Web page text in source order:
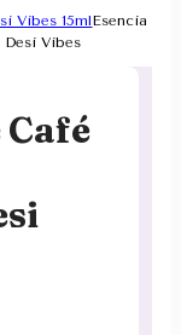
Vibes 15mlEsencia
Vibes
Café